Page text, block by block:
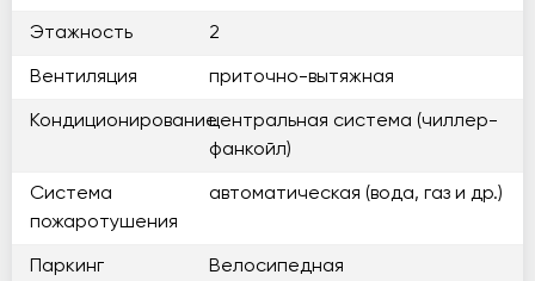
Этажность 2
Вентиляция приточно-вытяжная
Кондиционированиецентральная система (чиллер-
фанкойл)
Система
пожаротушения
автоматическая (вода, газ и др.)
Паркинг Велосипедная